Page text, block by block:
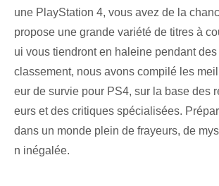
une PlayStation 4, vous avez de la
propose une grande variété de titres à
ui vous tiendront en haleine pendant
classement, nous avons compilé les
eur de survie pour PS4, sur la base des
eurs et des critiques spécialisées.
dans un monde plein de frayeurs, de
n inégalée.